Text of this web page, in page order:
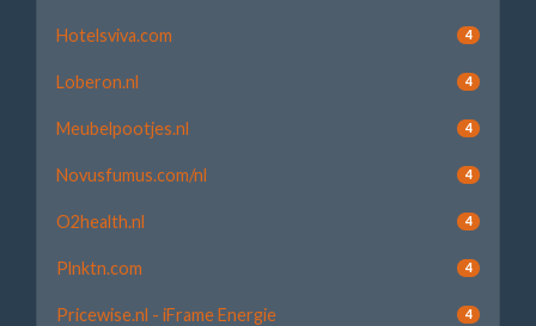
Hotelsviva.com 4
Loberon.nl 4
Meubelpootjes.nl 4
Novusfumus.com/nl 4
O2health.nl 4
Plnktn.com 4
Pricewise.nl - iFrame Energie 4